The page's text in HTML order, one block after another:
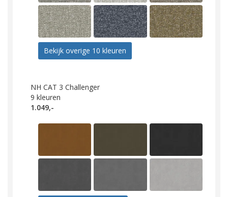
Bekijk overige 10 kleuren
NH CAT 3 Challenger
9 kleuren
1.049,-